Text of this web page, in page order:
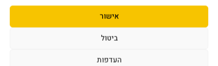
אישור
ביטול
העדפות
מוצרים נוספים שעשויים לעניין אותך